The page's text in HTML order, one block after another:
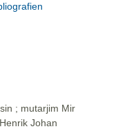
; mutarjim Mir
Johan